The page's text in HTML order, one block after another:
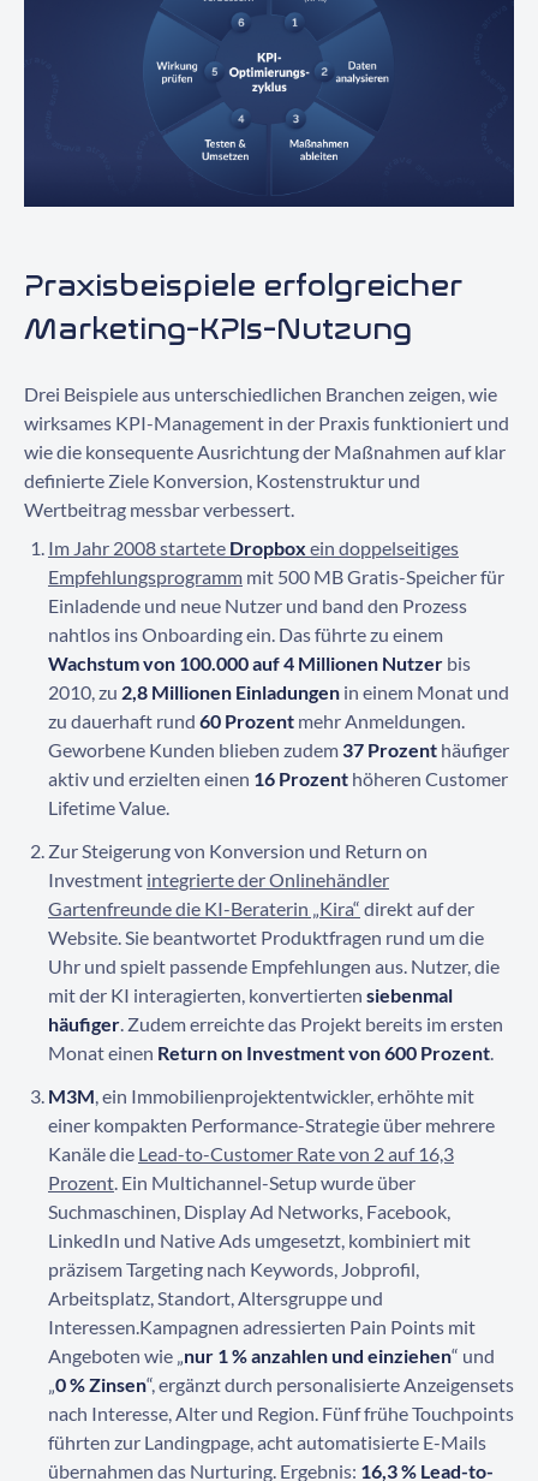
Praxisbeispiele erfolgreicher
Marketing-KPIs-Nutzung
Drei Beispiele aus unterschiedlichen Branchen zeigen, wie
wirksames KPI-Management in der Praxis funktioniert und
wie die konsequente Ausrichtung der Maßnahmen auf klar
definierte Ziele Konversion, Kostenstruktur und
Wertbeitrag messbar verbessert.
Im Jahr 2008 startete Dropbox ein doppelseitiges
Empfehlungsprogramm mit 500 MB Gratis-Speicher für
Einladende und neue Nutzer und band den Prozess
nahtlos ins Onboarding ein. Das führte zu einem
Wachstum von 100.000 auf 4 Millionen Nutzer bis
2010, zu 2,8 Millionen Einladungen in einem Monat und
zu dauerhaft rund 60 Prozent mehr Anmeldungen.
Geworbene Kunden blieben zudem 37 Prozent häufiger
aktiv und erzielten einen 16 Prozent höheren Customer
Lifetime Value.
Zur Steigerung von Konversion und Return on
Investment integrierte der Onlinehändler
Gartenfreunde die KI-Beraterin „Kira“ direkt auf der
Website. Sie beantwortet Produktfragen rund um die
Uhr und spielt passende Empfehlungen aus. Nutzer, die
mit der KI interagierten, konvertierten siebenmal
häufiger . Zudem erreichte das Projekt bereits im ersten
Monat einen Return on Investment von 600 Prozent
M3M , ein Immobilienprojektentwickler, erhöhte mit
einer kompakten Performance-Strategie über mehrere
Kanäle die Lead-to-Customer Rate von 2 auf 16,3
Prozent . Ein Multichannel-Setup wurde über
Suchmaschinen, Display Ad Networks, Facebook,
LinkedIn und Native Ads umgesetzt, kombiniert mit
präzisem Targeting nach Keywords, Jobprofil,
Arbeitsplatz, Standort, Altersgruppe und
Interessen. Kampagnen adressierten Pain Points mit
Angeboten wie „ nur 1 % anzahlen und einziehen“ und
0 % Zinsen“, ergänzt durch personalisierte Anzeigensets
nach Interesse, Alter und Region. Fünf frühe Touchpoints
führten zur Landingpage, acht automatisierte E-Mails
übernahmen das Nurturing. Ergebnis: 16,3 % Lead-to-